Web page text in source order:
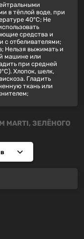
в тёплой воде, при
40°С; Не
средства и
с отбеливателями;
Нельзя выжимать и
машине или
при средней
Хлопок, шелк,
Гладить
ткань или
ЗЕЛЁНОГО